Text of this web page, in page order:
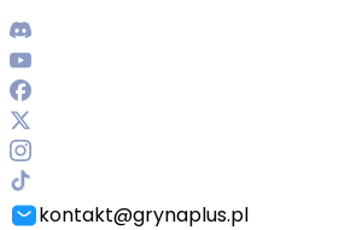
kontakt@grynaplus.pl